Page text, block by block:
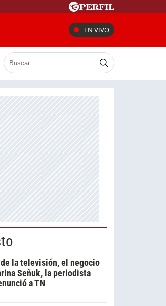
EN VIVO
la televisión, el negocio
Señuk, la periodista
a TN